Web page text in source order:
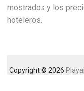
mostrados y los
hoteleros.
Copyright © 2026